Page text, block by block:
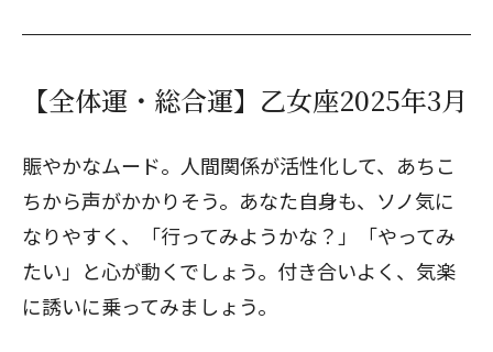
【全体運・総合運】乙女座2025年3月
賑やかなムード。人間関係が活性化して、あちこ
ちから声がかかりそう。あなた自身も、ソノ気に
なりやすく、「行ってみようかな？」「やってみ
たい」と心が動くでしょう。付き合いよく、気楽
に誘いに乗ってみましょう。